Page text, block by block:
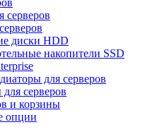
серверов
диски HDD
накопители SSD
для серверов
серверов
и корзины
опции